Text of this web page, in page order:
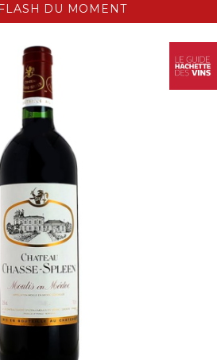
DU MOMENT